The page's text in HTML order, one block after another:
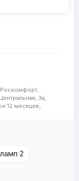
Роскомфорт,
3а,
12 месяцев,
2